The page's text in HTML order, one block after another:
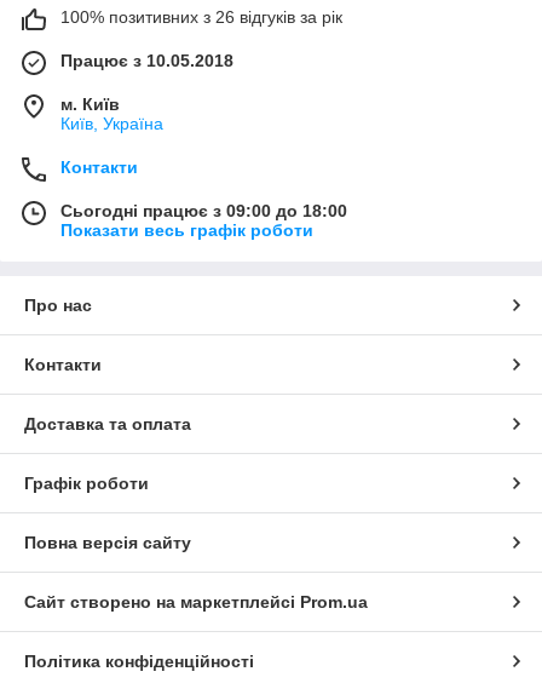
100% позитивних з 26 відгуків за рік
Працює з 10.05.2018
м. Київ
Київ, Україна
Контакти
Сьогодні працює з 09:00 до 18:00
Показати весь графік роботи
Про нас
Контакти
Доставка та оплата
Графік роботи
Повна версія сайту
Сайт створено на маркетплейсі Prom.ua
Політика конфіденційності